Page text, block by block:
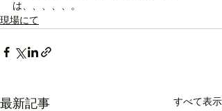
は、、、、、。
現場にて
最新記事 すべて表示